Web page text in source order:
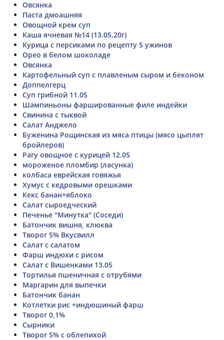
Овсянка
Паста дмоашняя
Овощной крем суп
Каша ячневая №14 (13.05.20г)
Курица с персиками по рецепту 5 ужинов
Орео в белом шоколаде
Овсянка
Картофельный суп с плавленым сыром и беконом
Доппелгерц
Суп грибной 11.05
Шампиньоны фаршированные филе индейки
Свинина с тыквой
Салат Анджело
Буженина Рощинская из мяса птицы (мясо цыплят
бройлеров)
Рагу овощное с курицей 12.05
мороженое пломбир (ласунка)
колбаса еврейская говяжья
Хумус с кедровыми орешками
Кекс банан+яблоко
Салат сыроедческий
Печенье "Минутка" (Соседи)
Батончик вишня, клюква
Творог 5% Вкусвилл
Салат с салатом
Фарш индюхи с рисом
Салат с Вишенками 13.05
Тортилья пшеничная с отрубями
Маргарин для выпечки
Батончик банан
Котлетки рис +индюшиный фарш
Творог 0,1%
Сырники
Творог 5% с облепихой